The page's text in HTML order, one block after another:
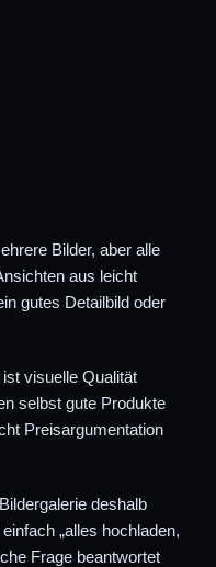
Bilder, aber alle
aus leicht
gutes Detailbild oder
visuelle Qualität
selbst gute Produkte
Preisargumentation
deshalb
„alles hochladen,
Frage beantwortet